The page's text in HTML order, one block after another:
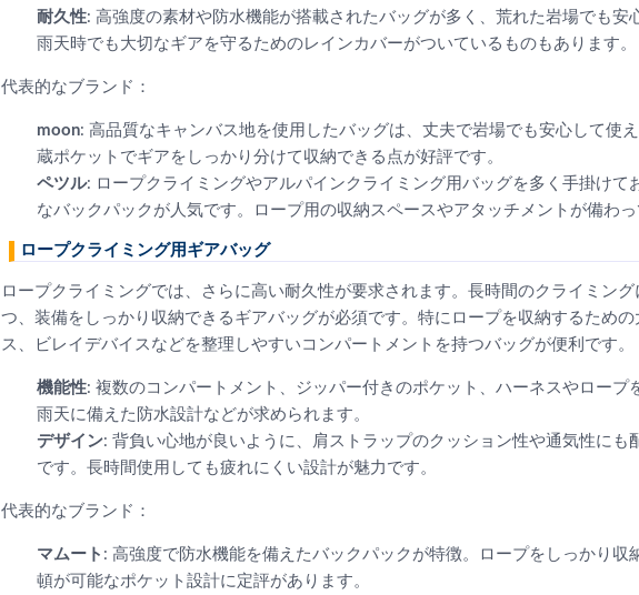
耐久性: 高強度の素材や防水機能が搭載されたバッグが多く、荒れた岩場でも安
雨天時でも大切なギアを守るためのレインカバーがついているものもあります。
代表的なブランド：
moon: 高品質なキャンバス地を使用したバッグは、丈夫で岩場でも安心して使
蔵ポケットでギアをしっかり分けて収納できる点が好評です。
ペツル: ロープクライミングやアルパインクライミング用バッグを多く手掛けて
なバックパックが人気です。ロープ用の収納スペースやアタッチメントが備わっ
ロープクライミング用ギアバッグ
ロープクライミングでは、さらに高い耐久性が要求されます。長時間のクライミン
つ、装備をしっかり収納できるギアバッグが必須です。特にロープを収納するため
ス、ビレイデバイスなどを整理しやすいコンパートメントを持つバッグが便利です。
機能性: 複数のコンパートメント、ジッパー付きのポケット、ハーネスやロープ
雨天に備えた防水設計などが求められます。
デザイン: 背負い心地が良いように、肩ストラップのクッション性や通気性にも
です。長時間使用しても疲れにくい設計が魅力です。
代表的なブランド：
マムート : 高強度で防水機能を備えたバックパックが特徴。ロープをしっかり収
頓が可能なポケット設計に定評があります。